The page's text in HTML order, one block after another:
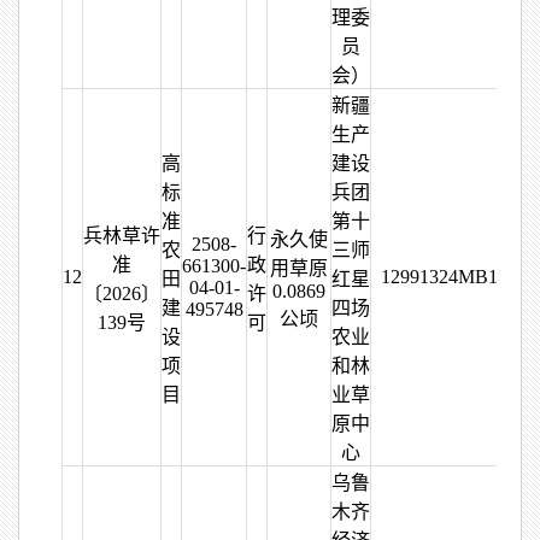
理委
员
会）
12
兵林草许
准
〔2026〕
139号
高
标
准
农
田
建
设
项
目
2508-
661300-
04-01-
495748
行
政
许
可
永久使
用草原
0.0869
公顷
新疆
生产
建设
兵团
第十
三师
红星
四场
农业
和林
业草
原中
心
乌鲁
木齐